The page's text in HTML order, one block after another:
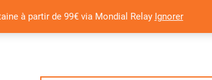
à partir de 99€ via Mondial Relay Ignorer